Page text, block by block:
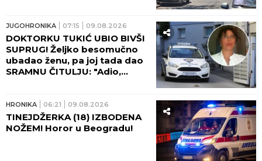
automobilom!
JUGOHRONIKA 07:15 09.08.2026
DOKTORKU TUKIĆ UBIO BIVŠI
SUPRUG! Željko besomučno
ubadao ženu, pa joj tada dao
SRAMNU ČITULJU: "Adio,
HRONIKA 06:21 09.08.2026
TINEJDŽERKA (18) IZBODENA
NOŽEM! Horor u Beogradu!